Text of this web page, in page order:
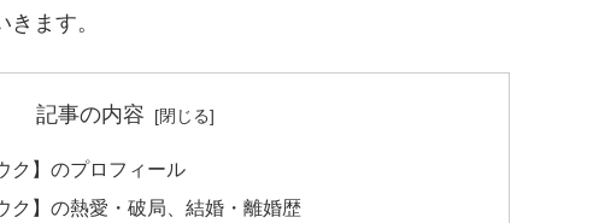
ます。
記事の内容
ク】のプロフィール
ク】の熱愛・破局、結婚・離婚歴